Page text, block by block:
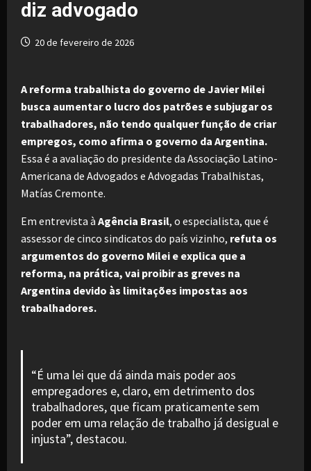
diz advogado
20 de fevereiro de 2026
A reforma trabalhista do governo de Javier Milei
busca aumentar o lucro dos patrões e subjugar os
trabalhadores, não tendo qualquer função de criar
empregos, como afirma o governo da Argentina.
Essa é a avaliação do presidente da Associação Latino-
Americana de Advogados e Advogadas Trabalhistas,
Matías Cremonte.
Em entrevista à Agência Brasil, o especialista, que é
assessor de cinco sindicatos do país vizinho, refuta os
argumentos do governo Milei e explica que a
reforma, na prática, vai proibir as greves na
Argentina devido às limitações impostas aos
trabalhadores.
“É uma lei que dá ainda mais poder aos
empregadores e, claro, em detrimento dos
trabalhadores, que ficam praticamente sem
poder em uma relação de trabalho já desigual e
injusta”, destacou.